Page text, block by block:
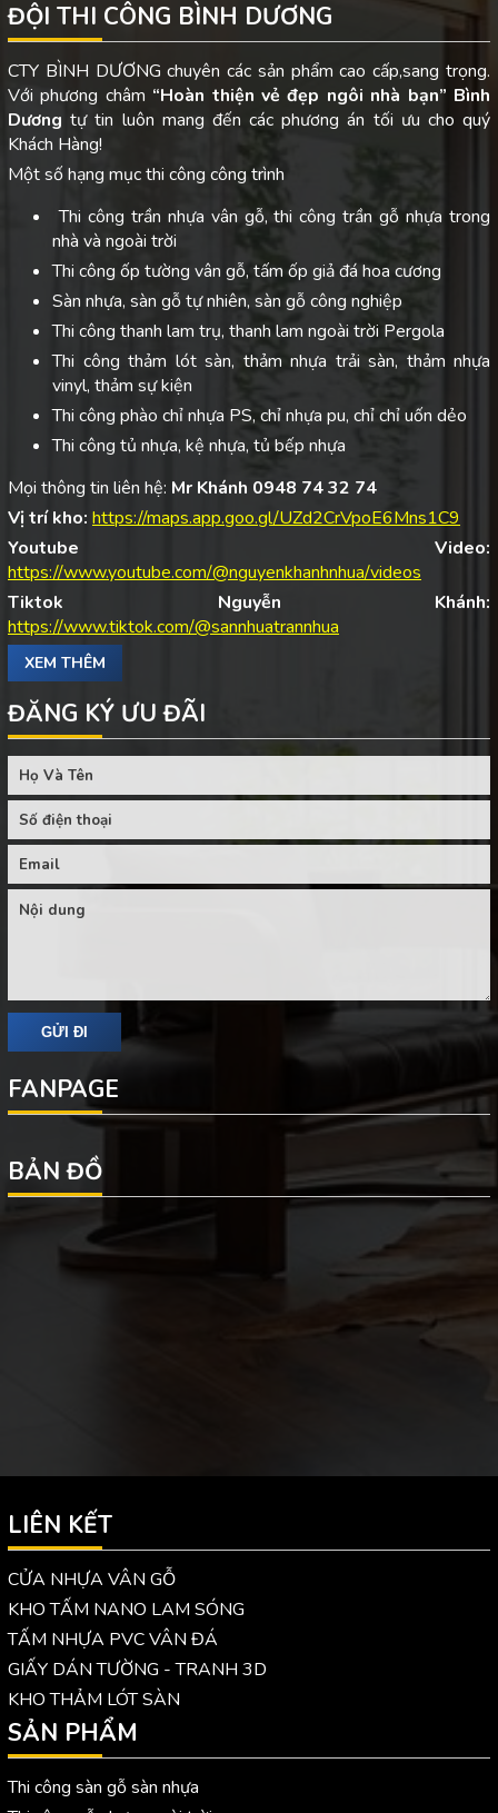
ĐỘI THI CÔNG BÌNH DƯƠNG
CTY BÌNH DƯƠNG chuyên các sản phẩm cao cấp,sang trọng.
Với phương châm “Hoàn thiện vẻ đẹp ngôi nhà bạn” Bình
Dươngtự tin luôn mang đến các phương án tối ưu cho quý
Khách Hàng!
Một số hạng mục thi công công trình
Thi công trần nhựa vân gỗ, thi công trần gỗ nhựa trong
nhà và ngoài trời
Thi công ốp tường vân gỗ, tấm ốp giả đá hoa cương
Sàn nhựa, sàn gỗ tự nhiên, sàn gỗ công nghiệp
Thi công thanh lam trụ, thanh lam ngoài trời Pergola
Thi công thảm lót sàn, thảm nhựa trải sàn, thảm nhựa
vinyl, thảm sự kiện
Thi công phào chỉ nhựa PS, chỉ nhựa pu, chỉ chỉ uốn dẻo
Thi công tủ nhựa, kệ nhựa, tủ bếp nhựa
Mọi thông tin liên hệ: Mr Khánh 0948 74 32 74
Vị trí kho: https://maps.app.goo.gl/UZd2CrVpoE6Mns1C9
Youtube Video:
https://www.youtube.com/@nguyenkhanhnhua/videos
Tiktok Nguyễn Khánh:
https://www.tiktok.com/@sannhuatrannhua
XEM THÊM
ĐĂNG KÝ ƯU ĐÃI
FANPAGE
BẢN ĐỒ
LIÊN KẾT
CỬA NHỰA VÂN GỖ
KHO TẤM NANO LAM SÓNG
TẤM NHỰA PVC VÂN ĐÁ
GIẤY DÁN TƯỜNG - TRANH 3D
KHO THẢM LÓT SÀN
SẢN PHẨM
Thi công sàn gỗ sàn nhựa